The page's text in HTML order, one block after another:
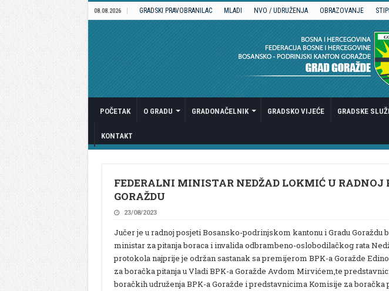
08.08.2026 GRADSKI PRAVOBRANILAC MLADI NVO / UDRUŽENJA OBRAZOVANJE
POČETAK O GRADU GRADONAČELNIK GRADSKO VIJEĆE GRADSKE
KONTAKT
FEDERALNI MINISTAR NEDŽAD LOKMIĆ U RADNOJ
GORAŽDU
23/08/2023
Jučer je u radnoj posjeti Bosansko-podrinjskom kantonu i Gradu Goraždu
ministar za pitanja boraca i invalida odbrambeno-oslobodilačkog rata
protokola najprije je održan sastanak sa premijerom BPK-a Goražde
za boračka pitanja u Vladi BPK-a Goražde Avdom Mirvićem,te
boračkih udruženja BPK-a Goražde i predstavnicima Komisije za boračka